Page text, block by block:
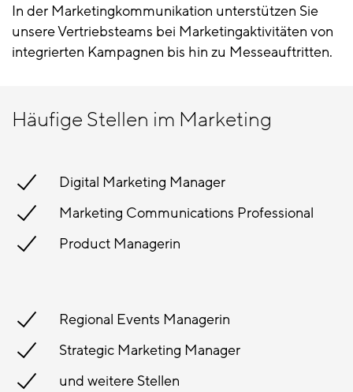
In der Marketingkommunikation unterstützen Sie
unsere Vertriebsteams bei Marketingaktivitäten von
integrierten Kampagnen bis hin zu Messeauftritten.
Häufige Stellen im Marketing
Digital Marketing Manager
Marketing Communications Professional
Product Managerin
Regional Events Managerin
Strategic Marketing Manager
und weitere Stellen